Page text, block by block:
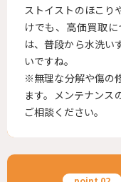
ストイストのほこり
けでも、高価買取
は、普段から水洗い
いですね。
※無理な分解や傷の
ます。メンテナンス
ご相談ください。